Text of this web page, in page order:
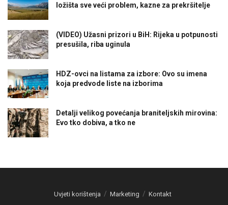
ložišta sve veći problem, kazne za prekršitelje
(VIDEO) Užasni prizori u BiH: Rijeka u potpunosti
presušila, riba uginula
HDZ-ovci na listama za izbore: Ovo su imena
koja predvode liste na izborima
Detalji velikog povećanja braniteljskih mirovina:
Evo tko dobiva, a tko ne
Uvjeti korištenja Marketing Kontakt